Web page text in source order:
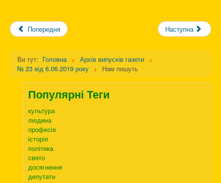
Попередня Наступна
Ви тут: Головна
Архів випусків газети
№ 23 від 6.06.2019 року
Нам пишуть
Популярні Теги
культура
людина
професія
історія
політика
свято
досягнення
депутати